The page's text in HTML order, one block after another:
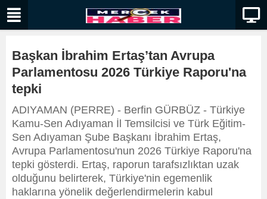
Başkan İbrahim Ertaş’tan Avrupa
Parlamentosu 2026 Türkiye Raporu'na
tepki
ADIYAMAN (PERRE) - Berfin GÜRBÜZ - Türkiye
Kamu-Sen Adıyaman İl Temsilcisi ve Türk Eğitim-
Sen Adıyaman Şube Başkanı İbrahim Ertaş,
Avrupa Parlamentosu'nun 2026 Türkiye Raporu'na
tepki gösterdi. Ertaş, raporun tarafsızlıktan uzak
olduğunu belirterek, Türkiye'nin egemenlik
haklarına yönelik değerlendirmelerin kabul